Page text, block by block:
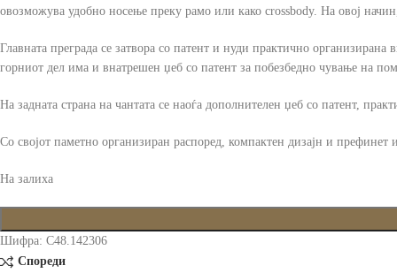
овозможува удобно носење преку рамо или како crossbody. На овој
Главната преграда се затвора со патент и нуди практично
горниот дел има и внатрешен џеб со патент за побезбедно чување на
На задната страна на чантата се наоѓа дополнителен џеб со патент,
Со својот паметно организиран распоред, компактен дизајн и префинет
На залиха
Шифра: C48.142306
Спореди